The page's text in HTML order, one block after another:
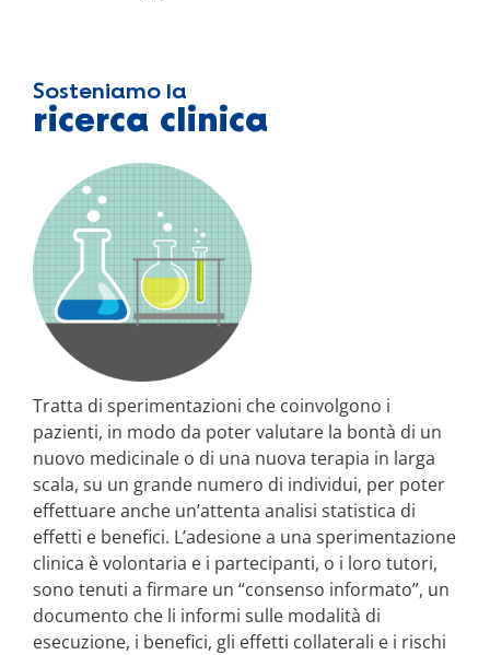
Sosteniamo la
ricerca clinica
Tratta di sperimentazioni che coinvolgono i
pazienti, in modo da poter valutare la bontà di un
nuovo medicinale o di una nuova terapia in larga
scala, su un grande numero di individui, per poter
effettuare anche un’attenta analisi statistica di
effetti e benefici. L’adesione a una sperimentazione
clinica è volontaria e i partecipanti, o i loro tutori,
sono tenuti a firmare un “consenso informato”, un
documento che li informi sulle modalità di
esecuzione, i benefici, gli effetti collaterali e i rischi